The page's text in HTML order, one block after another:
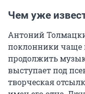
Чем уже
Антоний
поклонники чаще
продолжить
выступает под
творческая